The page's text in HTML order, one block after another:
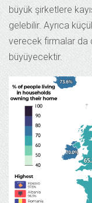
büyük şirketlere
gelebilir. Ayrıca
verecek firmalar da
büyüyecektir.